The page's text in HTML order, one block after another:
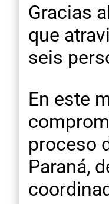
Gracias
que
seis
En este
proceso
Paraná,